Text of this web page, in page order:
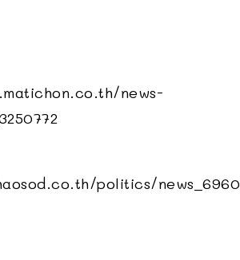
news-
politics/